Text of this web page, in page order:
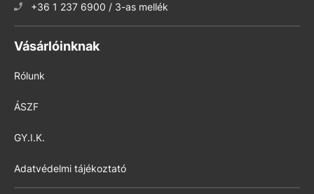
+36 1 237 6900 / 3-as mellék
Vásárlóinknak
Rólunk
ÁSZF
GY.I.K.
Adatvédelmi tájékoztató